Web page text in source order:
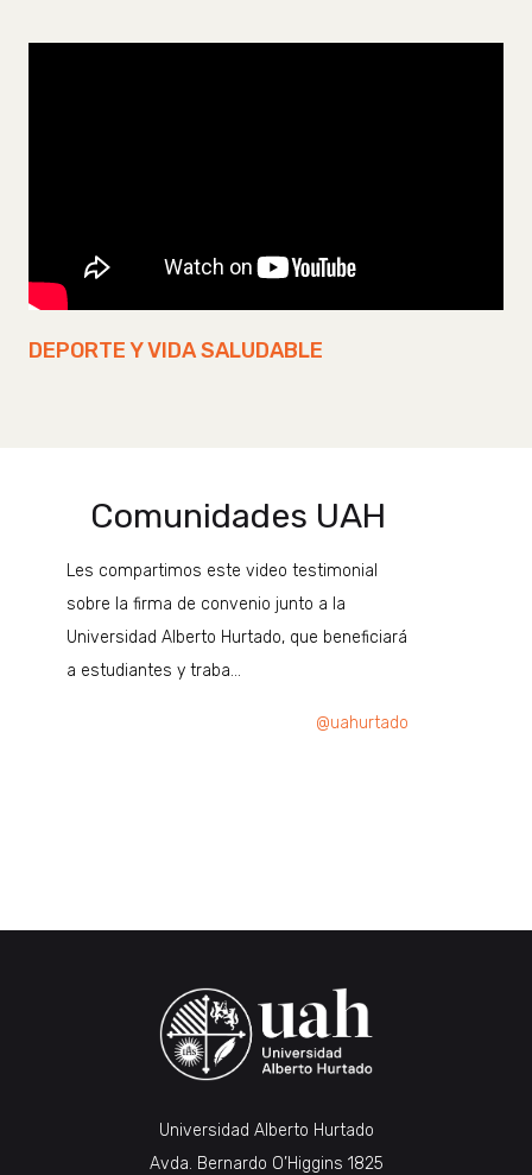
DEPORTE Y VIDA SALUDABLE
Comunidades UAH
Les compartimos este video testimonial
sobre la firma de convenio junto a la
Universidad Alberto Hurtado, que beneficiará
a estudiantes y traba…
@uahurtado
Universidad Alberto Hurtado
Avda. Bernardo O’Higgins 1825